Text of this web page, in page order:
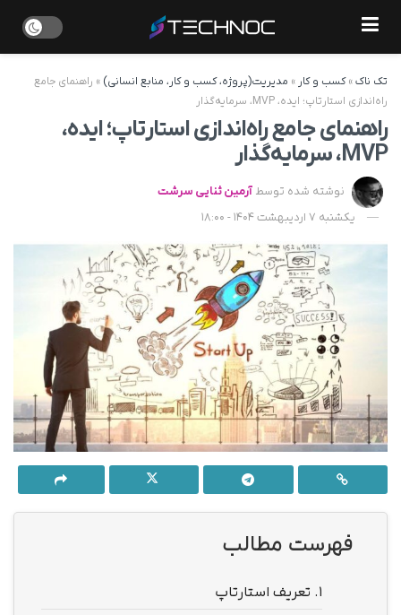
تک ناک»کسب و کار » مدیریت(پروژه، کسب و کار، منابع انسانی) » راهنمای جامع
راه‌اندازی استارتاپ؛ ایده، MVP، سرمایه‌گذار
راهنمای جامع راه‌اندازی استارتاپ؛ ایده،
MVP، سرمایه‌گذار
نوشته شده توسط آرمین ثنایی سرشت
یکشنبه 7 اردیبهشت 1404 - 18:00
فهرست مطالب
1. تعریف استارتاپ